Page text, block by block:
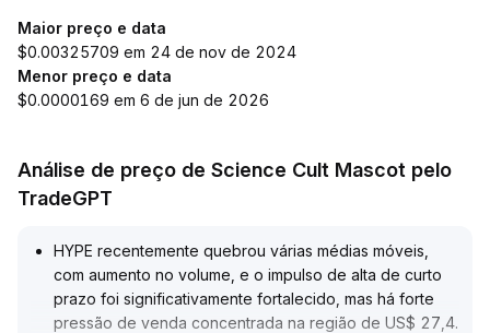
Maior preço e data
$0.00325709 em 24 de nov de 2024
Menor preço e data
$0.0000169 em 6 de jun de 2026
Análise de preço de Science Cult Mascot pelo
TradeGPT
HYPE recentemente quebrou várias médias móveis,
com aumento no volume, e o impulso de alta de curto
prazo foi significativamente fortalecido, mas há forte
pressão de venda concentrada na região de US$ 27,4.